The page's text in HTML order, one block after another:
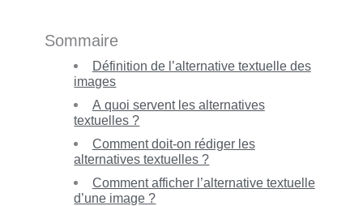
Sommaire
Définition de l’alternative textuelle des
images
A quoi servent les alternatives
textuelles ?
Comment doit-on rédiger les
alternatives textuelles ?
Comment afficher l’alternative textuelle
d’une image ?